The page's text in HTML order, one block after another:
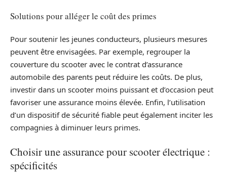
Solutions pour alléger le coût des primes
Pour soutenir les jeunes conducteurs, plusieurs mesures
peuvent être envisagées. Par exemple, regrouper la
couverture du scooter avec le contrat d’assurance
automobile des parents peut réduire les coûts. De plus,
investir dans un scooter moins puissant et d’occasion peut
favoriser une assurance moins élevée. Enfin, l’utilisation
d’un dispositif de sécurité fiable peut également inciter les
compagnies à diminuer leurs primes.
Choisir une assurance pour scooter électrique :
spécificités